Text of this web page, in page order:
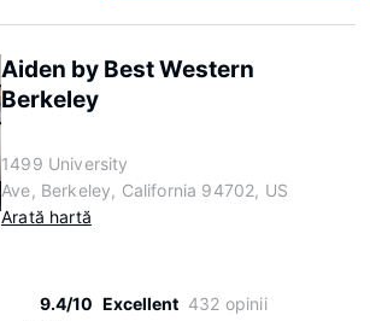
Aiden by Best Western
Berkeley
1499 University
Ave, Berkeley, California 94702, US
Arată hartă
9.4/10 Excellent 432 opinii